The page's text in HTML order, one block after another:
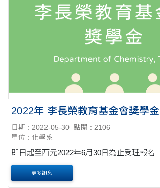
2022年 李長榮教育基金會獎學金
日期 : 2022-05-30 點閱 : 2106
單位 : 化學系
即日起至西元2022年6月30日為止受理報名
更多訊息